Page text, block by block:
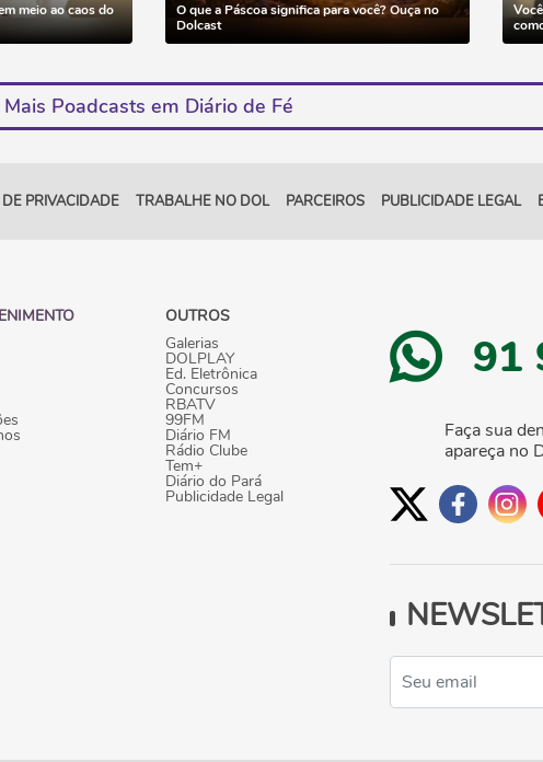
meio ao caos do
O que a Páscoa significa para você? Ouça no
Dolcast
Mais Poadcasts em Diário de Fé
PRIVACIDADE TRABALHE NO DOL PARCEIROS PUBLICIDADE LEGAL
OUTROS
Galerias
DOLPLAY
Ed. Eletrônica
Concursos
RBATV
99FM
Diário FM
Rádio Clube
Tem+
Diário do Pará
Publicidade Legal
91
Faça sua
apareça no